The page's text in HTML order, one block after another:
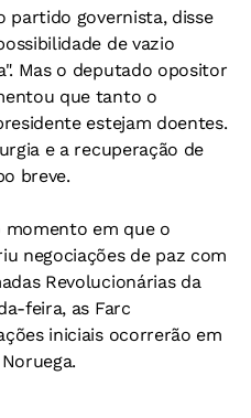
partido governista, disse
de vazio
Mas o deputado opositor
que tanto o
estejam doentes.
e a recuperação de
breve.
momento em que o
negociações de paz com
Revolucionárias da
feira, as Farc
iniciais ocorrerão em